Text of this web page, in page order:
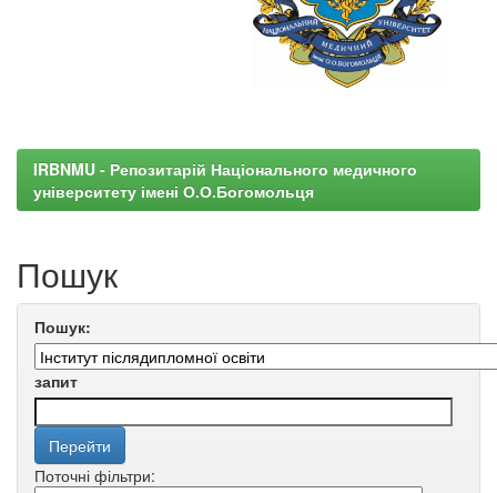
IRBNMU - Репозитарій Національного медичного
університету імені О.О.Богомольця
Пошук
Пошук:
запит
Поточні фільтри: